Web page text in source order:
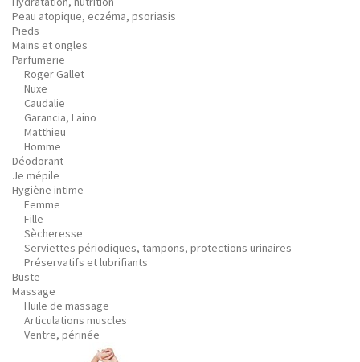
Peau atopique, eczéma, psoriasis
Pieds
Mains et ongles
Parfumerie
Roger Gallet
Nuxe
Caudalie
Garancia, Laino
Matthieu
Homme
Déodorant
Je mépile
Hygiène intime
Femme
Fille
Sècheresse
Serviettes périodiques, tampons, protections urinaires
Préservatifs et lubrifiants
Buste
Massage
Huile de massage
Articulations muscles
Ventre, périnée